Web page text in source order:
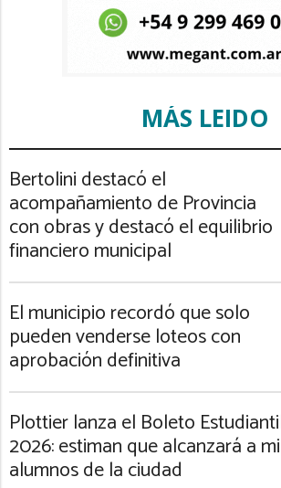
MÁS LEIDO
Bertolini destacó el
acompañamiento de Provincia
con obras y destacó el equilibrio
financiero municipal
El municipio recordó que solo
pueden venderse loteos con
aprobación definitiva
Plottier lanza el Boleto
2026: estiman que alcanzará a
alumnos de la ciudad